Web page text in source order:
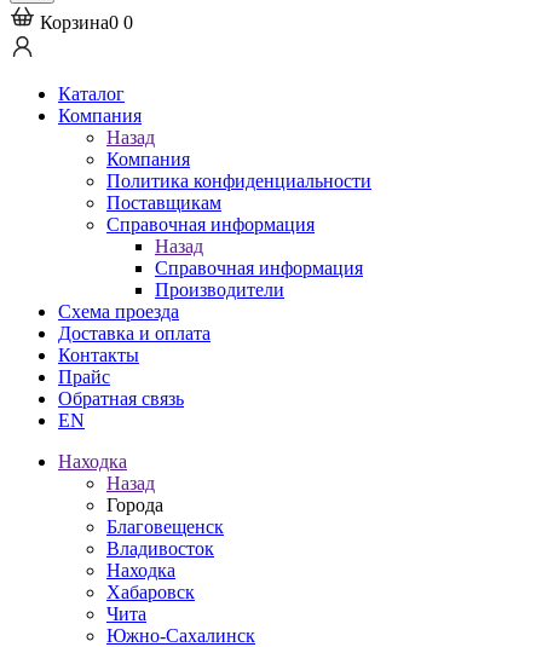
Корзина0 0
Каталог
Компания
Назад
Компания
Политика конфиденциальности
Поставщикам
Справочная информация
Назад
Справочная информация
Производители
Схема проезда
Доставка и оплата
Контакты
Прайс
Обратная связь
EN
Находка
Назад
Города
Благовещенск
Владивосток
Находка
Хабаровск
Чита
Южно-Сахалинск